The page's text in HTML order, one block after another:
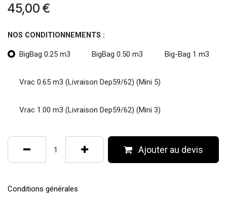
45,00 €
NOS CONDITIONNEMENTS :
BigBag 0.25 m3 BigBag 0.50 m3 Big-Bag 1 m3
Vrac 0.65 m3 (Livraison Dep59/62) (Mini 5)
Vrac 1.00 m3 (Livraison Dep59/62) (Mini 3)
Ajouter au devis
Conditions générales